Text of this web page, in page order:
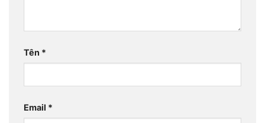
Tên *
Email *